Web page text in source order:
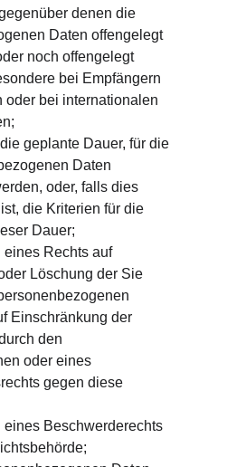
denen die
Daten offengelegt
noch offengelegt
bei Empfängern
oder bei internationalen
geplante Dauer, für die
Daten
oder, falls dies
die Kriterien für die
Dauer;
eines Rechts auf
Löschung der Sie
Einschränkung der
den
oder eines
gegen diese
eines Beschwerderechts